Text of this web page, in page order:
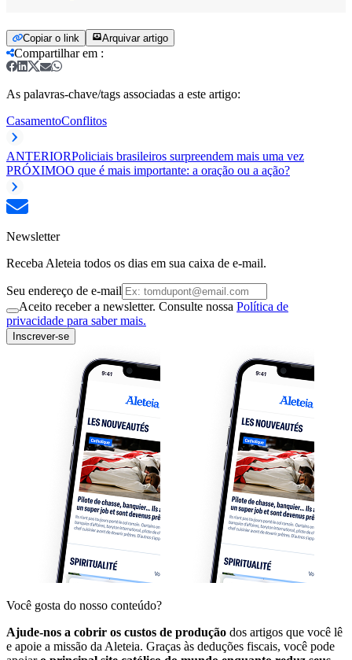
Copiar o link Arquivar artigo
Compartilhar em :
As palavras-chave/tags associadas a este artigo:
CasamentoConflitos
ANTERIORPoliciais brasileiros surpreendem mais uma vez
PRÓXIMOO que é mais importante: a oração ou a ação?
Newsletter
Receba Aleteia todos os dias em sua caixa de e-mail.
Seu endereço de e-mail
Aceito receber a newsletter. Consulte nossa Política de
privacidade para saber mais.
Inscrever-se
Você gosta do nosso conteúdo?
Ajude-nos a cobrir os custos de produção dos artigos que você lê
e apoie a missão da Aleteia. Graças às deduções fiscais, você pode